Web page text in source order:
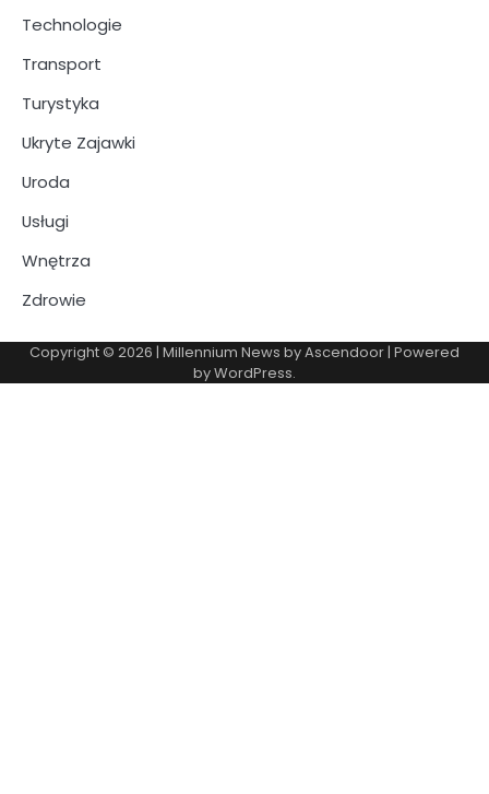
Technologie
Transport
Turystyka
Ukryte Zajawki
Uroda
Usługi
Wnętrza
Zdrowie
Copyright © 2026 | Millennium News byAscendoor| Powered
byWordPress.